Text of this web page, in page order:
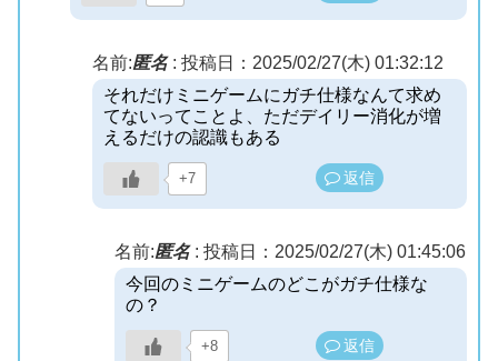
名前:匿名: 投稿日：2025/02/27(木) 01:32:12
それだけミニゲームにガチ仕様なんて求め
てないってことよ、ただデイリー消化が増
えるだけの認識もある
+7 返信
名前:匿名: 投稿日：2025/02/27(木) 01:45:06
今回のミニゲームのどこがガチ仕様な
の？
+8 返信